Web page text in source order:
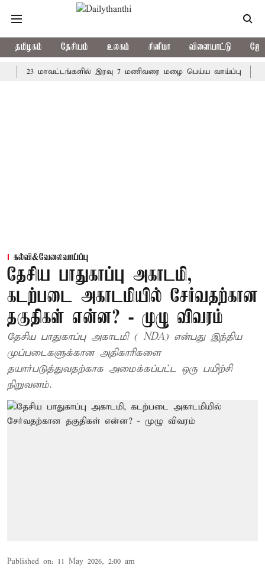
தமிழகம் தேசியம் உலகம் சினிமா விளையாட்டு
மாவட்டங்களில் இரவு 7 மணிவரை மழை பெய்ய வாய்ப்பு கொரிய
கல்வி&வேலைவாய்ப்பு
தேசிய பாதுகாப்பு அகாடமி,
கடற்படை அகாடமியில் சேர்வதற்கான
தகுதிகள் என்ன? - முழு விவரம்
தேசிய பாதுகாப்பு அகாடமி ( NDA) என்பது இந்திய
முப்படைகளுக்கான அதிகாரிகளை
தயார்படுத்துவதற்காக அமைக்கப்பட்ட ஒரு பயிற்சி
நிறுவனம்.
Published on: 11 May 2026, 2:00 am